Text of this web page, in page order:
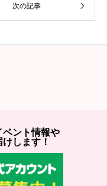
次の記事
ベント情報や
します！